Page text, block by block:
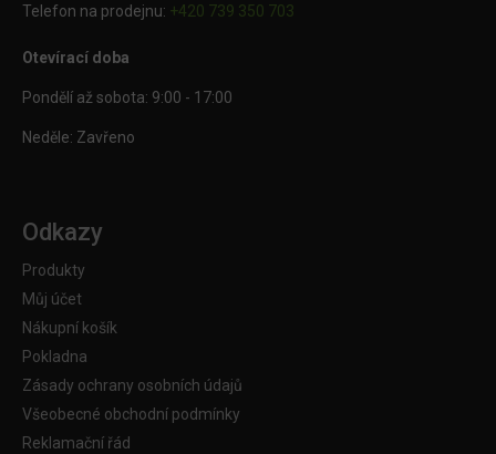
Telefon na prodejnu: +420 739 350 703
Otevírací doba
Pondělí až sobota: 9:00 - 17:00
Neděle: Zavřeno
Odkazy
Produkty
Můj účet
Nákupní košík
Pokladna
Zásady ochrany osobních údajů
Všeobecné obchodní podmínky
Reklamační řád